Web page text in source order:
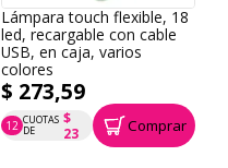
Lámpara touch flexible, 18
led, recargable con cable
USB, en caja, varios
colores
$ 273,59
12 CUOTAS
DE
$
23
P.T.F. $ 274 Comprar